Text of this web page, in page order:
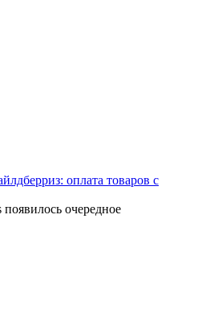
оплата товаров с
очередное